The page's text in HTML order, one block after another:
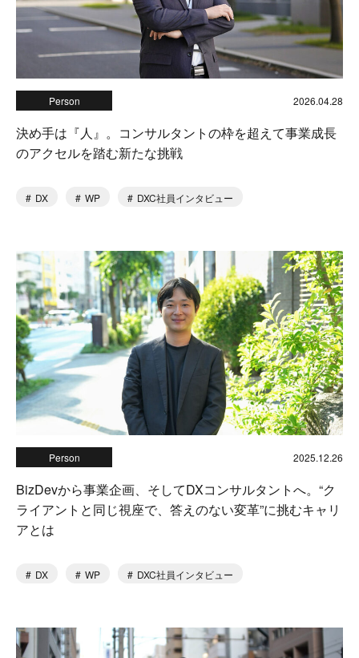
Person 2026.04.28
決め手は『人』。コンサルタントの枠を超えて事業成長
のアクセルを踏む新たな挑戦
DX WP DXC社員インタビュー
Person 2025.12.26
BizDevから事業企画、そしてDXコンサルタントへ。“ク
ライアントと同じ視座で、答えのない変革”に挑むキャリ
アとは
DX WP DXC社員インタビュー